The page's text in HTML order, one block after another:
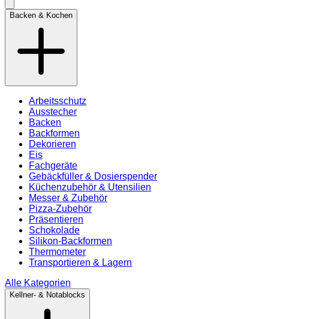
Backen & Kochen
Arbeitsschutz
Ausstecher
Backen
Backformen
Dekorieren
Eis
Fachgeräte
Gebäckfüller & Dosierspender
Küchenzubehör & Utensilien
Messer & Zubehör
Pizza-Zubehör
Präsentieren
Schokolade
Silikon-Backformen
Thermometer
Transportieren & Lagern
Alle Kategorien
Kellner- & Notablocks